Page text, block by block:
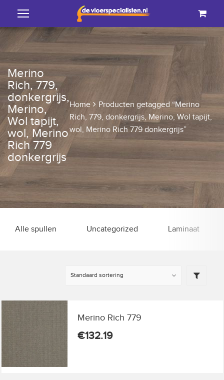
Merino
Rich, 779,
donkergrijs,
Merino,
Wol tapijt,
wol, Merino
Rich 779
donkergrijs
Home
Producten getagged “Merino
Rich, 779, donkergrijs, Merino, Wol tapijt,
wol, Merino Rich 779 donkergrijs”
Alle spullen Uncategorized Laminaat
Merino Rich 779
€132.19